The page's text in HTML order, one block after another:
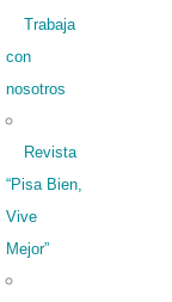
Trabaja
con
nosotros
Revista
“Pisa Bien,
Vive
Mejor”